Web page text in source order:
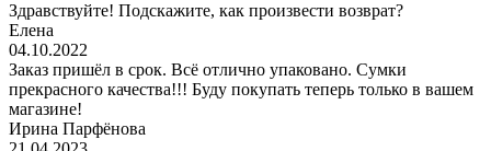
Здравствуйте! Подскажите, как произвести возврат?
Елена
04.10.2022
Заказ пришёл в срок. Всё отлично упаковано. Сумки
прекрасного качества!!! Буду покупать теперь только в вашем
магазине!
Ирина Парфёнова